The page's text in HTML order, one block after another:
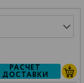
РАСЧЕТ
ДОСТАВКИ